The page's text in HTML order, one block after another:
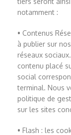
notamment :
• Contenus
à publier sur
réseaux
contenu placé
social
terminal. Nous
politique de
sur les sites
• Flash : les